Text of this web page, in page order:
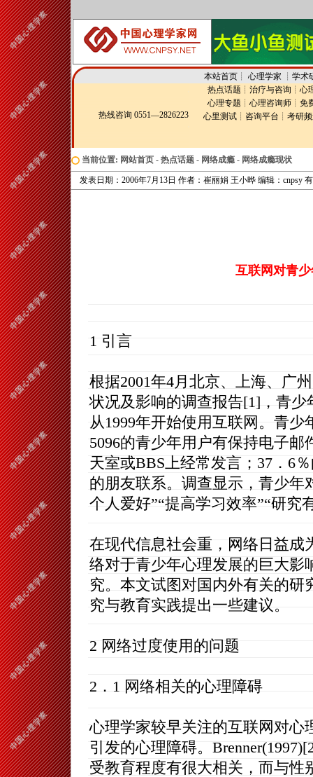
本站首页┊ 心理学家 ┊ 学术
热线咨询 0551—2826223
热点话题 ┊ 治疗与咨询 ┊ 心
心理专题 ┊ 心理咨询师 ┊ 免
心里测试 ┊ 咨询平台 ┊ 考研
当前位置: 网站首页 - 热点话题 - 网络成瘾 - 网络成瘾现状
发表日期：2006年7月13日 作者：崔丽娟 王小晔 编辑：cnpsy
互联网对青
1 引言
根据2001年4月北京、上海、广
状况及影响的调查报告[1]，青
从1999年开始使用互联网。青
5096的青少年用户有保持电子邮
天室或BBS上经常发言；37．6
的朋友联系。调查显示，青少年
个人爱好”“提高学习效率”“研究
在现代信息社会重，网络日益成
络对于青少年心理发展的巨大影
究。本文试图对国内外有关的研
究与教育实践提出一些建议。
2 网络过度使用的问题
2．1 网络相关的心理障碍
心理学家较早关注的互联网对心
引发的心理障碍。
受教育程度有很大相关，而与性